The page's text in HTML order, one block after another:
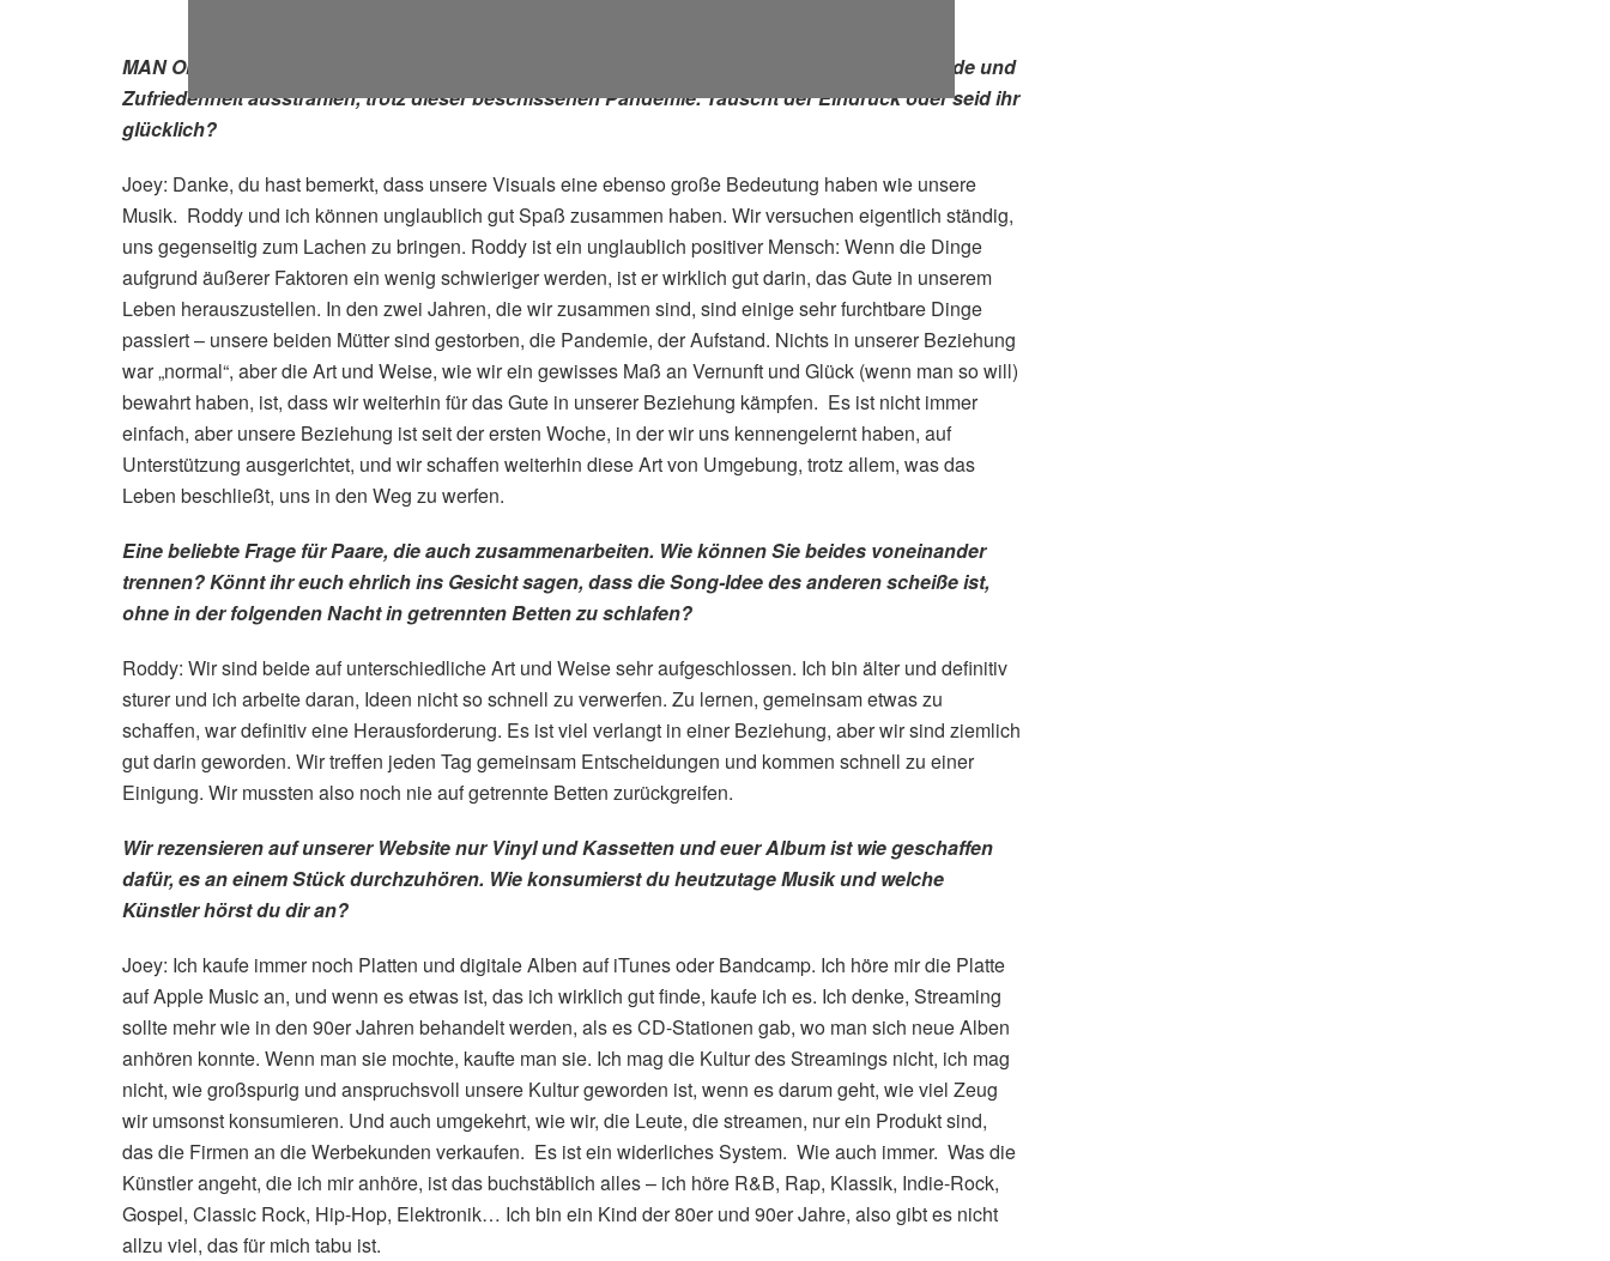
MAN ON MAN ist ein audiovisuelles Projekt. Ich liebe eure Videos, weil sie echte Lebensfreude und
Zufriedenheit ausstrahlen, trotz dieser beschissenen Pandemie. Täuscht der Eindruck oder seid ihr
glücklich?
Joey: Danke, du hast bemerkt, dass unsere Visuals eine ebenso große Bedeutung haben wie unsere
Musik. Roddy und ich können unglaublich gut Spaß zusammen haben. Wir versuchen eigentlich ständig,
uns gegenseitig zum Lachen zu bringen. Roddy ist ein unglaublich positiver Mensch: Wenn die Dinge
aufgrund äußerer Faktoren ein wenig schwieriger werden, ist er wirklich gut darin, das Gute in unserem
Leben herauszustellen. In den zwei Jahren, die wir zusammen sind, sind einige sehr furchtbare Dinge
passiert – unsere beiden Mütter sind gestorben, die Pandemie, der Aufstand. Nichts in unserer Beziehung
war „normal“, aber die Art und Weise, wie wir ein gewisses Maß an Vernunft und Glück (wenn man so will)
bewahrt haben, ist, dass wir weiterhin für das Gute in unserer Beziehung kämpfen. Es ist nicht immer
einfach, aber unsere Beziehung ist seit der ersten Woche, in der wir uns kennengelernt haben, auf
Unterstützung ausgerichtet, und wir schaffen weiterhin diese Art von Umgebung, trotz allem, was das
Leben beschließt, uns in den Weg zu werfen.
Eine beliebte Frage für Paare, die auch zusammenarbeiten. Wie können Sie beides voneinander
trennen? Könnt ihr euch ehrlich ins Gesicht sagen, dass die Song-Idee des anderen scheiße ist,
ohne in der folgenden Nacht in getrennten Betten zu schlafen?
Roddy: Wir sind beide auf unterschiedliche Art und Weise sehr aufgeschlossen. Ich bin älter und definitiv
sturer und ich arbeite daran, Ideen nicht so schnell zu verwerfen. Zu lernen, gemeinsam etwas zu
schaffen, war definitiv eine Herausforderung. Es ist viel verlangt in einer Beziehung, aber wir sind ziemlich
gut darin geworden. Wir treffen jeden Tag gemeinsam Entscheidungen und kommen schnell zu einer
Einigung. Wir mussten also noch nie auf getrennte Betten zurückgreifen.
Wir rezensieren auf unserer Website nur Vinyl und Kassetten und euer Album ist wie geschaffen
dafür, es an einem Stück durchzuhören. Wie konsumierst du heutzutage Musik und welche
Künstler hörst du dir an?
Joey: Ich kaufe immer noch Platten und digitale Alben auf iTunes oder Bandcamp. Ich höre mir die Platte
auf Apple Music an, und wenn es etwas ist, das ich wirklich gut finde, kaufe ich es. Ich denke, Streaming
sollte mehr wie in den 90er Jahren behandelt werden, als es CD-Stationen gab, wo man sich neue Alben
anhören konnte. Wenn man sie mochte, kaufte man sie. Ich mag die Kultur des Streamings nicht, ich mag
nicht, wie großspurig und anspruchsvoll unsere Kultur geworden ist, wenn es darum geht, wie viel Zeug
wir umsonst konsumieren. Und auch umgekehrt, wie wir, die Leute, die streamen, nur ein Produkt sind,
das die Firmen an die Werbekunden verkaufen. Es ist ein widerliches System. Wie auch immer. Was die
Künstler angeht, die ich mir anhöre, ist das buchstäblich alles – ich höre R&B, Rap, Klassik, Indie-Rock,
Gospel, Classic Rock, Hip-Hop, Elektronik… Ich bin ein Kind der 80er und 90er Jahre, also gibt es nicht
allzu viel, das für mich tabu ist.